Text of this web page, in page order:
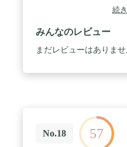
パクト】ソロキャンプ
ンパクトなサイズ。折
なため荷物がかさばり
定感】天板はオックス
にくく、折りたたみや
続
みんなのレビュー
まだレビューはありませ
No.18 57